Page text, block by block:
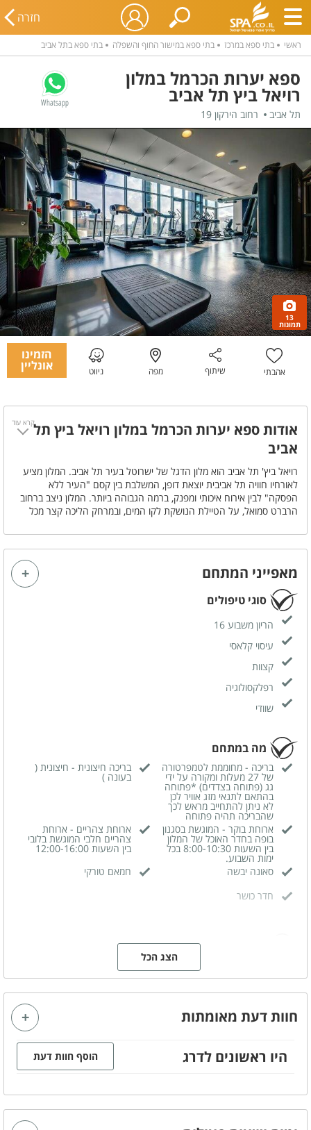
חזרה
ראשי בתי ספא במרכז בתי ספא במישור החוף והשפלה בתי ספא בתל אביב
ספא יערות הכרמל במלון
רויאל ביץ תל אביב
תל אביב רחוב הירקון 19
Whatsapp
13
תמונות
אהבתי שיתוף מפה ניווט
הזמינו
אונליין
אודות ספא יערות הכרמל במלון רויאל ביץ תל
אביב
רויאל ביץ' תל אביב הוא מלון הדגל של ישרוטל בעיר תל אביב. המלון מציע
לאורחיו חוויה תל אביבית יוצאת דופן, המשלבת בין קסם "העיר ללא
הפסקה" לבין אירוח איכותי ומפנק, ברמה הגבוהה ביותר. המלון ניצב ברחוב
הרברט סמואל, על הטיילת הנושקת לקו המים, ובמרחק הליכה קצר מכל
קומות, חולש מלון היוקרה על קו החוף של תל אביב, והרבה מעבר לו,
ומחדריו נשקפים מימיו הכחולים של הים התיכון והנוף האורבני היפהפה של
העיר תל אביב. טיילת החוף והחוף מצויים במרחק דקות הליכה מהמלון.
במלון 230 סוויטות וחדרים מפוארים, אשר בעיצובם יושם קונספט מלונאי
עדכני, המשלב בין עיצוב עכשווי מתקדם ומודרני, לבין הרצון להעניק לאורח
תחושת נינוחות ופינוק אולטימטיביים, תוך התייחסות ומתן תשומת לב
לפרטים הקטנים ביותר העושים את ההבדל. במלון פועל "ספא יערות
הכרמל"- מותג הספא היוקרתי מבית היוצר של אחוזת הבריאות והספא יערות
הכרמל. הטיפולים המוענקים במקום מגוונים ועשירים, לגוף ולנפש כאחד,
והם כוללים עיסויים, טיפולי גוף שונים, טיפולי יופי וחבילות טיפולים.
קרא עוד
מאפייני המתחם
סוגי טיפולים
הריון משבוע 16
עיסוי קלאסי
קצוות
רפלקסולוגיה
שוודי
מה במתחם
בריכה - מחוממת לטמפרטורה
של 27 מעלות ומקורה על ידי
גג (פתוחה בצדדים) *פתוחה
בהתאם לתנאי מזג אוויר לכן
לא ניתן להתחייב מראש לכך
שהבריכה תהיה פתוחה
בריכה חיצונית - חיצונית (
בעונה )
ארוחת בוקר - המוגשת בסגנון
בופה בחדר האוכל של המלון
בין השעות 8:00-10:30 בכל
ימות השבוע.
ארוחת צהריים - ארוחת
צהריים חלבי המוגשת בלובי
בין השעות 12:00-16:00
סאונה יבשה
חמאם טורקי
חדר כושר
ספא עם נגישות
כמה תגיעו
ספא זוגי
ספא לקבוצות
הצג הכל
חוות דעת מאומתות
היו ראשונים לדרג הוסף חוות דעת